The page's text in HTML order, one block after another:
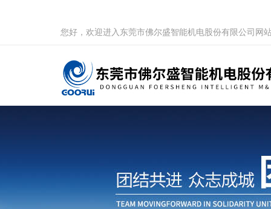
您好，欢迎进入东莞市佛尔盛智能机电股份有限公司网